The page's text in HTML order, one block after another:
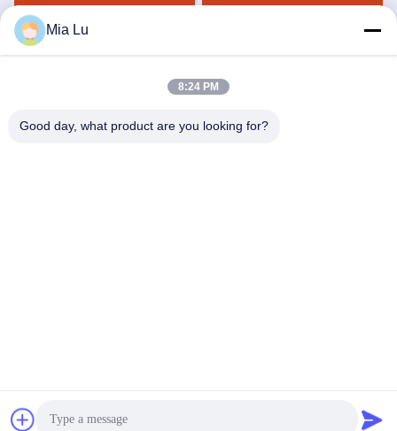
Type Organic Fertilizer
dalam Operasi Kontinyu
24/7
Dapatkan Harga Terbaik
dan maksimal throughput
15 t / h
2026 ZHENGZHOU SHENGHONG HEAVY INDUSTRY TECHNOLOGY CO.,
Mia Lu
8:24 PM
Good day, what product are you looking for?